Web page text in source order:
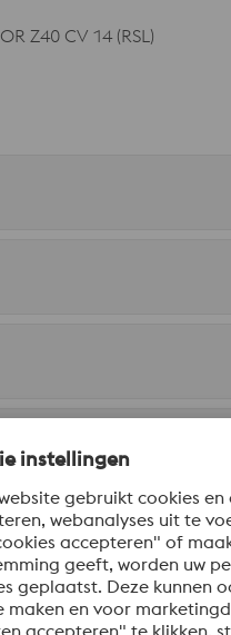
Z40 CV 14 (RSL)